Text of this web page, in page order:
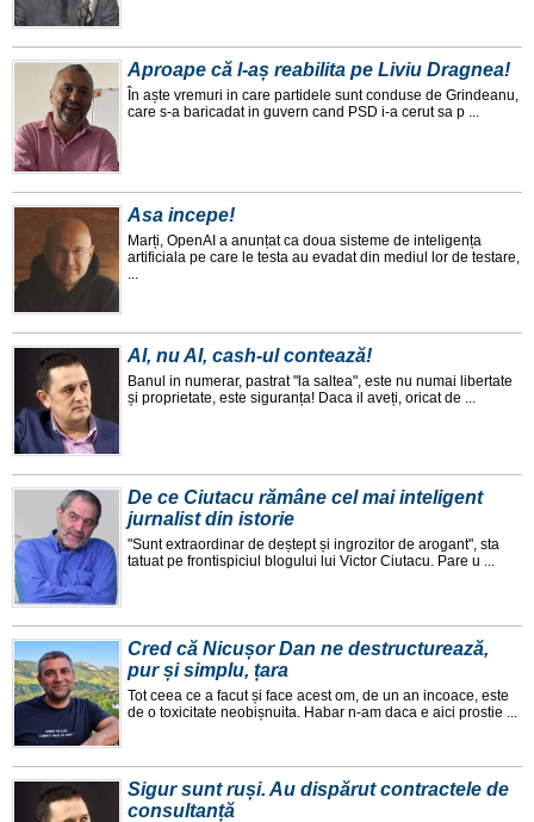
Aproape că l-aș reabilita pe Liviu Dragnea!
În aște vremuri in care partidele sunt conduse de Grindeanu,
care s-a baricadat in guvern cand PSD i-a cerut sa p ...
Asa incepe!
Marți, OpenAI a anunțat ca doua sisteme de inteligența
artificiala pe care le testa au evadat din mediul lor de testare,
AI, nu AI, cash-ul contează!
Banul in numerar, pastrat "la saltea", este nu numai libertate
și proprietate, este siguranța! Daca il aveți, oricat de ...
De ce Ciutacu rămâne cel mai inteligent
jurnalist din istorie
"Sunt extraordinar de deștept și ingrozitor de arogant", sta
tatuat pe frontispiciul blogului lui Victor Ciutacu. Pare u ...
Cred că Nicușor Dan ne destructurează,
pur și simplu, țara
Tot ceea ce a facut și face acest om, de un an incoace, este
de o toxicitate neobișnuita. Habar n-am daca e aici prostie ...
Sigur sunt ruși. Au dispărut contractele de
consultanță